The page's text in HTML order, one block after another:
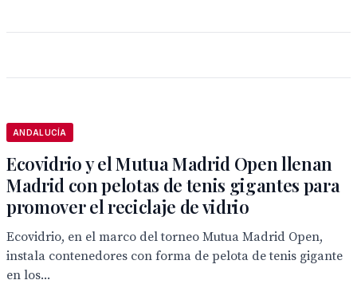
ANDALUCÍA
Ecovidrio y el Mutua Madrid Open llenan
Madrid con pelotas de tenis gigantes para
promover el reciclaje de vidrio
Ecovidrio, en el marco del torneo Mutua Madrid Open,
instala contenedores con forma de pelota de tenis gigante
en los...